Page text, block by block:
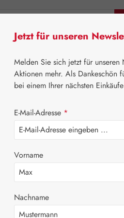
⌂
Essenz
Jetzt für unseren
Melden Sie sich jetzt für unseren
Aktionen mehr. Als Dankeschön
bei einem Ihrer nächsten
E-Mail-Adresse *
Vorname
Nachname